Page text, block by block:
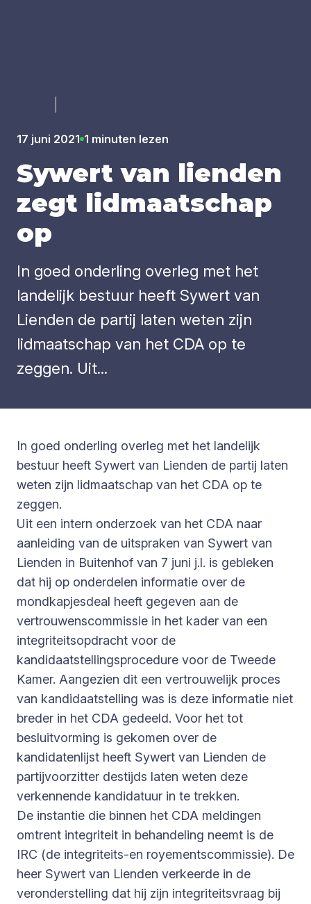
17 juni 2021 1 minuten lezen
Sywert van lien­den
zegt lid­maat­schap
op
In goed onderling overleg met het
landelijk bestuur heeft Sywert van
Lienden de partij laten weten zijn
lidmaatschap van het CDA op te
zeggen. Uit...
In goed onderling overleg met het landelijk
bestuur heeft Sywert van Lienden de partij laten
weten zijn lidmaatschap van het CDA op te
zeggen.
Uit een intern onderzoek van het CDA naar
aanleiding van de uitspraken van Sywert van
Lienden in Buitenhof van 7 juni j.l. is gebleken
dat hij op onderdelen informatie over de
mondkapjesdeal heeft gegeven aan de
vertrouwenscommissie in het kader van een
integriteitsopdracht voor de
kandidaatstellingsprocedure voor de Tweede
Kamer. Aangezien dit een vertrouwelijk proces
van kandidaatstelling was is deze informatie niet
breder in het CDA gedeeld. Voor het tot
besluitvorming is gekomen over de
kandidatenlijst heeft Sywert van Lienden de
partijvoorzitter destijds laten weten deze
verkennende kandidatuur in te trekken.
De instantie die binnen het CDA meldingen
omtrent integriteit in behandeling neemt is de
IRC (de integriteits-en royementscommissie). De
heer Sywert van Lienden verkeerde in de
veronderstelling dat hij zijn integriteitsvraag bij